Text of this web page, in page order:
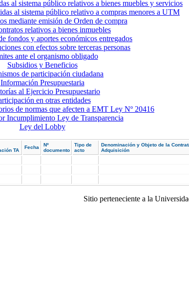
al sistema público relativos a bienes muebles y servicios
al sistema público relativo a compras menores a UTM
mediante emisión de Orden de compra
relativos a bienes inmuebles
fondos y aportes económicos entregados
con efectos sobre terceras personas
ante el organismo obligado
Subsidios y Beneficios
de participación ciudadana
Información Presupuestaria
al Ejercicio Presupuestario
en otras entidades
de normas que afecten a EMT Ley Nº 20416
Incumplimiento Ley de Transparencia
Ley del Lobby
TA
Fecha
Nº
documento
Tipo de
acto
Denominación y Objeto de la
Adquisición
Sitio perteneciente a la